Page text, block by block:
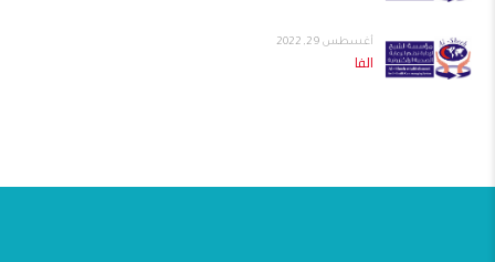
أغسطس 29, 2022
الفا